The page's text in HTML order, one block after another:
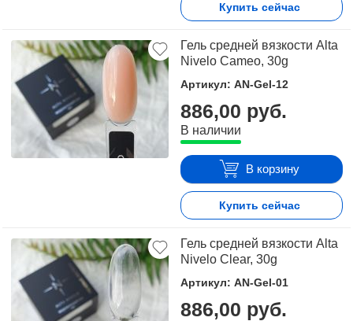
Купить сейчас
Гель средней вязкости Alta
Nivelo Cameo, 30g
Артикул: AN-Gel-12
886,00 руб.
В наличии
В корзину
Купить сейчас
Гель средней вязкости Alta
Nivelo Clear, 30g
Артикул: AN-Gel-01
886,00 руб.